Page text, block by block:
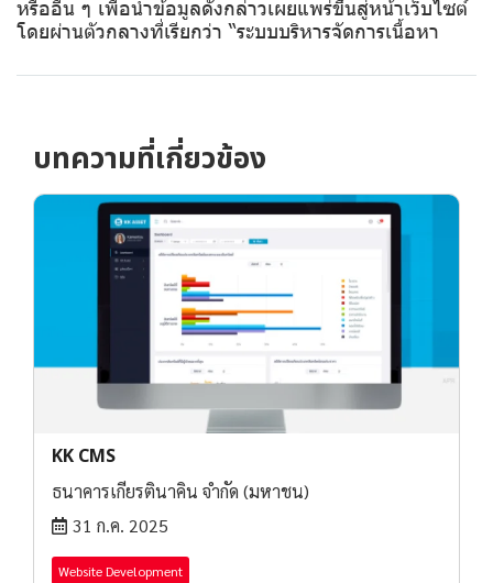
หรืออื่น ๆ เพื่อนำข้อมูลดังกล่าวเผยแพร่ขึ้นสู่หน้าเว็บไซต์
โดยผ่านตัวกลางที่เรียกว่า “ระบบบริหารจัดการเนื้อหา
บทความที่เกี่ยวข้อง
KK CMS
ธนาคารเกียรตินาคิน จำกัด (มหาชน)
31 ก.ค. 2025
Website Development